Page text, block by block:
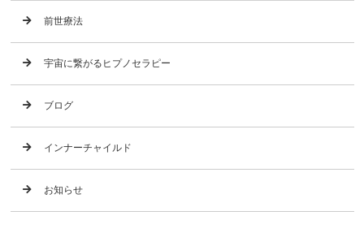
前世療法
宇宙に繋がるヒプノセラピー
ブログ
インナーチャイルド
お知らせ